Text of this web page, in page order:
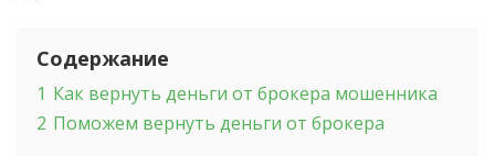
Содержание
1 Как вернуть деньги от брокера мошенника
2 Поможем вернуть деньги от брокера